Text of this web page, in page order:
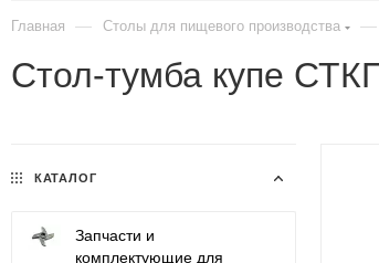
Главная — Столы для пищевого производства —
Стол-тумба купе
КАТАЛОГ
Запчасти и
комплектующие для